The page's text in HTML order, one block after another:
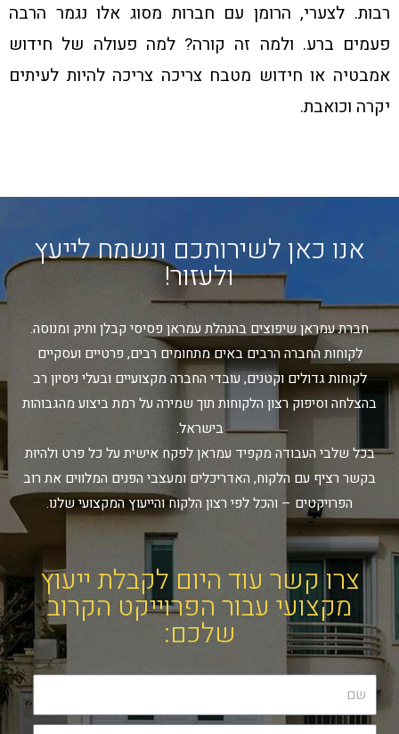
רבות. לצערי, הרומן עם חברות מסוג אלו נגמר הרבה
פעמים ברע. ולמה זה קורה? למה פעולה של חידוש
אמבטיה או חידוש מטבח צריכה צריכה להיות לעיתים
יקרה וכואבת.
אנו כאן לשירותכם ונשמח לייעץ
ולעזור!
חברת עמראן שיפוצים בהנהלת עמראן פסיסי קבלן ותיק ומנוסה.
לקוחות החברה הרבים באים מתחומים רבים, פרטיים ועסקיים
לקוחות גדולים וקטנים, עובדי החברה מקצועיים ובעלי ניסיון רב
בהצלחה וסיפוק רצון הלקוחות תוך שמירה על רמת ביצוע מהגבוהות
בישראל.
בכל שלבי העבודה מקפיד עמראן לפקח אישית על כל פרט ולהיות
בקשר רציף עם הלקוח, האדריכלים ומעצבי הפנים המלווים את רוב
הפרויקטים – והכל לפי רצון הלקוח והייעוץ המקצועי שלנו.
צרו קשר עוד היום לקבלת ייעוץ
מקצועי עבור הפרוייקט הקרוב
שלכם: